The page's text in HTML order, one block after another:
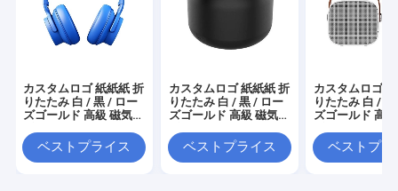
カスタムロゴ 紙紙紙 折
りたたみ 白 / 黒 / ロー
ズゴールド 高級 磁気
閉め付き
ベストプライス
カスタムロゴ 紙紙紙 折
りたたみ 白 / 黒 / ロー
ズゴールド 高級 磁気
閉め付き
ベストプライス
カスタムロゴ
りたたみ 白 /
ズゴールド 高
閉め付き
ベストプラ